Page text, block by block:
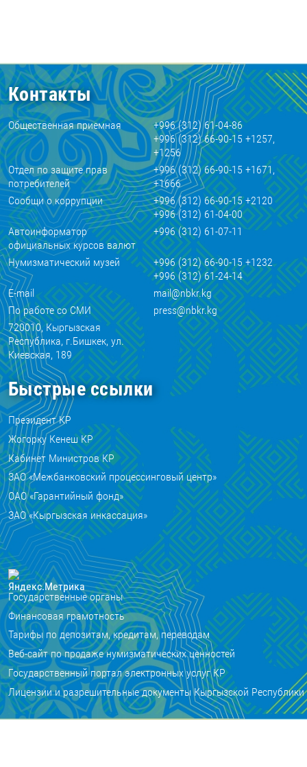
Контакты
Общественная приемная
+996 (312) 61-04-86
+996 (312) 66-90-15 +1257,
+1256
Отдел по защите прав
потребителей
+996 (312) 66-90-15 +1671,
+1666
Сообщи о коррупции
+996 (312) 66-90-15 +2120
+996 (312) 61-04-00
Автоинформатор
официальных курсов валют
+996 (312) 61-07-11
Нумизматический музей
+996 (312) 66-90-15 +1232
+996 (312) 61-24-14
E-mail
mail@nbkr.kg
По работе со СМИ
press@nbkr.kg
720010, Кыргызская
Республика, г.Бишкек, ул.
Киевская, 189
Быстрые ссылки
Президент КР
Жогорку Кенеш КР
Кабинет Министров КР
ЗАО «Межбанковский процессинговый центр»
ОАО «Гарантийный фонд»
ЗАО «Кыргызская инкассация»
Государственные органы
Финансовая грамотность
Тарифы по депозитам, кредитам, переводам
Веб-сайт по продаже нумизматических ценностей
Государственный портал электронных услуг КР
Лицензии и разрешительные документы Кыргызской Республики